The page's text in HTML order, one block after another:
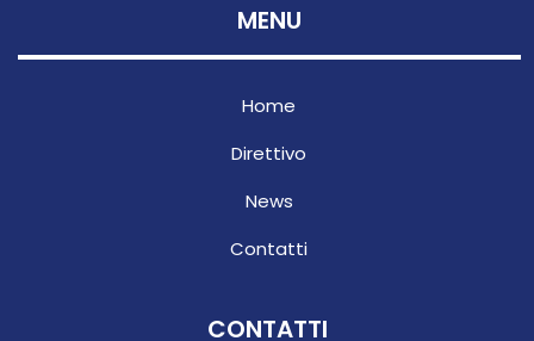
MENU
Home
Direttivo
News
Contatti
CONTATTI